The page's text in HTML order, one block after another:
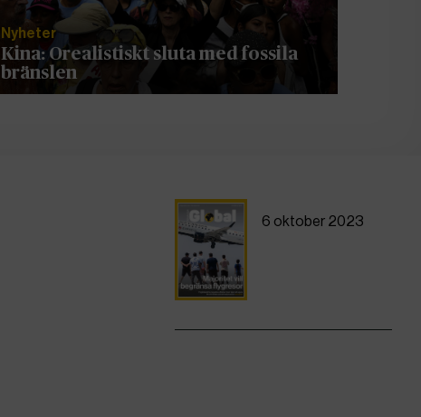
Nyheter
Kina: Orealistiskt sluta med fossila
bränslen
6 oktober 2023